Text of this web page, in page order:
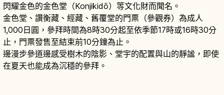
閃耀金色的金色堂（Konjikidō）等文化財而聞名。
金色堂、讚衡藏、經藏、舊覆堂的門票（參觀券）為成人
1,000日圓，參拜時間為8時30分起至依季節17時或16時30分
止，門票發售至結束前10分鐘為止。
邊漫步參道邊感受樹木的陰影、堂宇的配置與山的靜謐，即使
在夏天也能成為沉穩的參拜。
中尊寺攻略｜造訪金色堂與世界遺產寺院群的歷